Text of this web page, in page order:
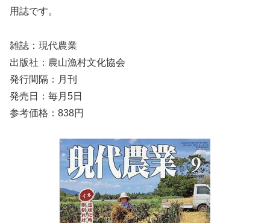
用誌です。
雑誌：現代農業
出版社：農山漁村文化協会
発行間隔：月刊
発売日：毎月5日
参考価格：838円